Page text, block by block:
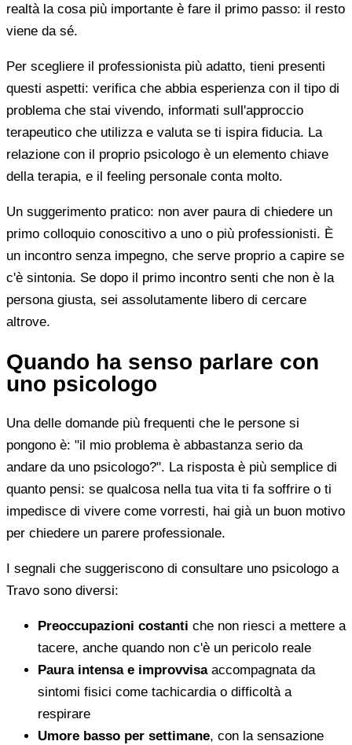
realtà la cosa più importante è fare il primo passo: il resto
viene da sé.
Per scegliere il professionista più adatto, tieni presenti
questi aspetti: verifica che abbia esperienza con il tipo di
problema che stai vivendo, informati sull'approccio
terapeutico che utilizza e valuta se ti ispira fiducia. La
relazione con il proprio psicologo è un elemento chiave
della terapia, e il feeling personale conta molto.
Un suggerimento pratico: non aver paura di chiedere un
primo colloquio conoscitivo a uno o più professionisti. È
un incontro senza impegno, che serve proprio a capire se
c'è sintonia. Se dopo il primo incontro senti che non è la
persona giusta, sei assolutamente libero di cercare
altrove.
Quando ha senso parlare con
uno psicologo
Una delle domande più frequenti che le persone si
pongono è: "il mio problema è abbastanza serio da
andare da uno psicologo?". La risposta è più semplice di
quanto pensi: se qualcosa nella tua vita ti fa soffrire o ti
impedisce di vivere come vorresti, hai già un buon motivo
per chiedere un parere professionale.
I segnali che suggeriscono di consultare uno psicologo a
Travo sono diversi:
Preoccupazioni costanti che non riesci a mettere a
tacere, anche quando non c'è un pericolo reale
Paura intensa e improvvisaaccompagnata da
sintomi fisici come tachicardia o difficoltà a
respirare
Umore basso per settimane, con la sensazione